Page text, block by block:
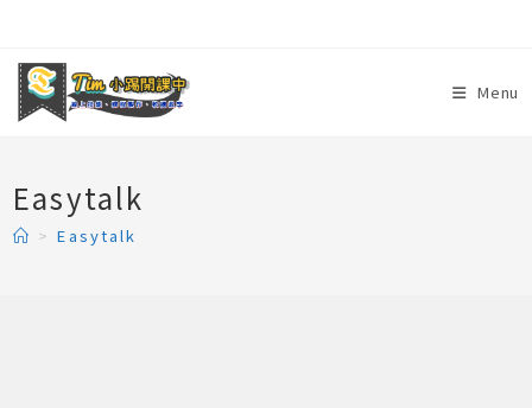
content
Menu
Easytalk
> Easytalk